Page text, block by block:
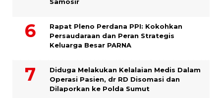
Samosir
Rapat Pleno Perdana PPI: Kokohkan
Persaudaraan dan Peran Strategis
Keluarga Besar PARNA
Diduga Melakukan Kelalaian Medis Dalam
Operasi Pasien, dr RD Disomasi dan
Dilaporkan ke Polda Sumut